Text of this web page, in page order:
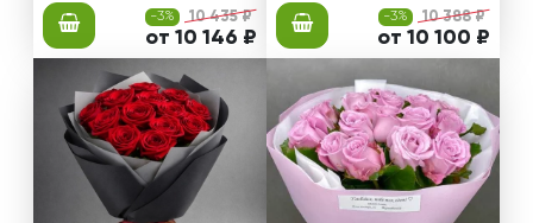
-3% 10 435 ₽
от 10 146 ₽
-3% 10 388 ₽
от 10 100 ₽